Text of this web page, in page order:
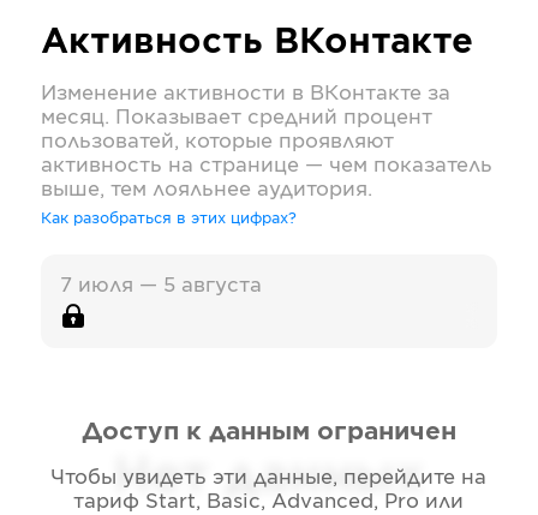
Активность ВКонтакте
Изменение активности в ВКонтакте за
месяц. Показывает средний процент
пользоватей, которые проявляют
активность на странице — чем показатель
выше, тем лояльнее аудитория.
Как разобраться в этих цифрах?
7 июля — 5 августа
Нет данных
Доступ к данным ограничен
Чтобы увидеть эти данные, перейдите на
тариф Start, Basic, Advanced, Pro или